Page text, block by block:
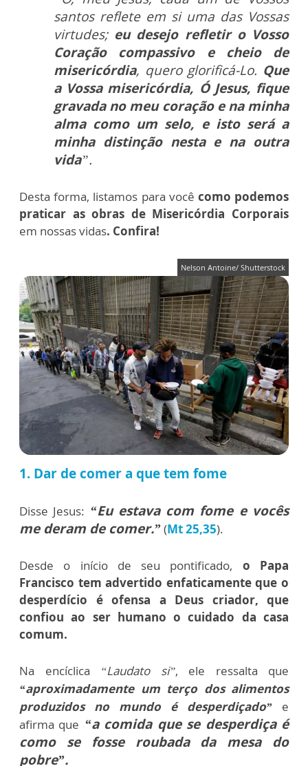
santos reflete em si uma das Vossas
virtudes; eu desejo refletir o Vosso
Coração compassivo e cheio de
misericórdia, quero glorificá-Lo. Que
a Vossa misericórdia, Ó Jesus, fique
gravada no meu coração e na minha
alma como um selo, e isto será a
minha distinção nesta e na outra
vida”.
Desta forma, listamos para você como podemos
praticar as obras de Misericórdia Corporais
em nossas vidas. Confira!
Nelson Antoine/ Shutterstock
1. Dar de comer a que tem fome
Disse Jesus: “Eu estava com fome e vocês
me deram de comer.”(Mt 25,35).
Desde o início de seu pontificado, o Papa
Francisco tem advertido enfaticamente que o
desperdício é ofensa a Deus criador, que
confiou ao ser humano o cuidado da casa
comum.
Na encíclica “Laudato si”, ele ressalta que
“aproximadamente um terço dos alimentos
produzidos no mundo é desperdiçado” e
afirma que “a comida que se desperdiça é
como se fosse roubada da mesa do
pobre”.